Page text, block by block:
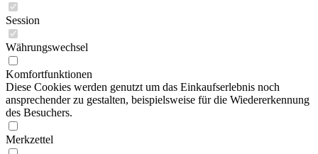
Session
Währungswechsel
Komfortfunktionen
Diese Cookies werden genutzt um das Einkaufserlebnis noch
ansprechender zu gestalten, beispielsweise für die Wiedererkennung
des Besuchers.
Merkzettel